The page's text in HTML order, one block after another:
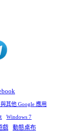
其他 Google 應用
Windows 7
戲 動態桌布